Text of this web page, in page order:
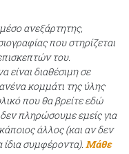
ανεξάρτητης,
που στηρίζεται
του.
είναι διαθέσιμη σε
κομμάτι της ύλης
που θα βρείτε εδώ
πληρώσουμε εμείς για
άλλος (και αν δεν
ίδια συμφέροντα). Μάθε